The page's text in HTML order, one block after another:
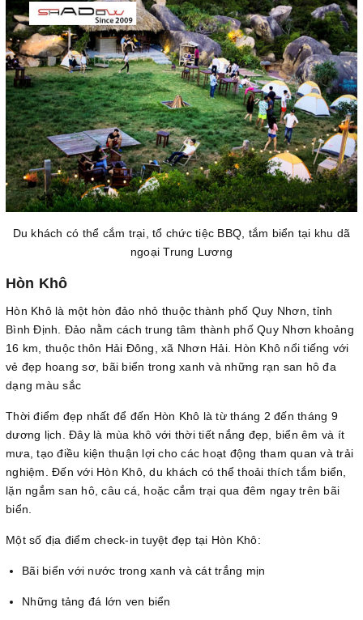
Du khách có thể cắm trại, tổ chức tiệc BBQ, tắm biển tại khu dã
ngoại Trung Lương
Hòn Khô
Hòn Khô là một hòn đảo nhỏ thuộc thành phố Quy Nhơn, tỉnh
Bình Định. Đảo nằm cách trung tâm thành phố Quy Nhơn khoảng
16 km, thuộc thôn Hải Đông, xã Nhơn Hải. Hòn Khô nổi tiếng với
vẻ đẹp hoang sơ, bãi biển trong xanh và những rạn san hô đa
dạng màu sắc
Thời điểm đẹp nhất để đến Hòn Khô là từ tháng 2 đến tháng 9
dương lịch. Đây là mùa khô với thời tiết nắng đẹp, biển êm và ít
mưa, tạo điều kiện thuận lợi cho các hoạt động tham quan và trải
nghiệm. Đến với Hòn Khô, du khách có thể thoải thích tắm biển,
lặn ngắm san hô, câu cá, hoặc cắm trại qua đêm ngay trên bãi
biển.
Một số địa điểm check-in tuyệt đẹp tại Hòn Khô:
Bãi biển với nước trong xanh và cát trắng mịn
Những tảng đá lớn ven biển